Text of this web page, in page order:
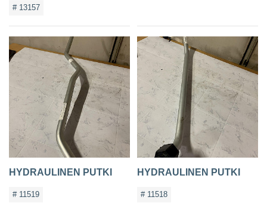
# 13157
HYDRAULINEN PUTKI
# 11519
HYDRAULINEN PUTKI
# 11518